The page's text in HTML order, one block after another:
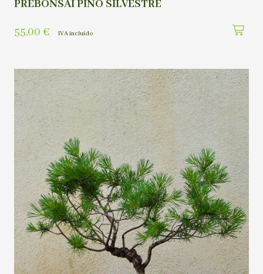
PREBONSAI PINO SILVESTRE
55,00 € IVA incluído